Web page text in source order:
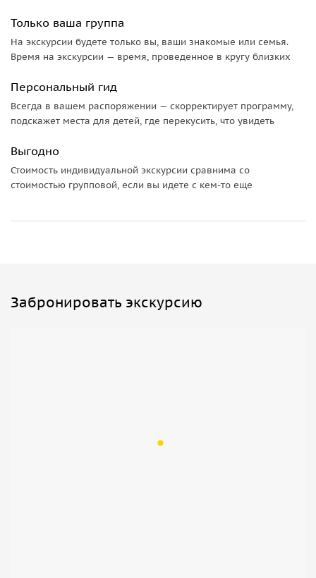
Только ваша группа
На экскурсии будете только вы, ваши знакомые или семья.
Время на экскурсии — время, проведенное в кругу близких
Персональный гид
Всегда в вашем распоряжении — скорректирует программу,
подскажет места для детей, где перекусить, что увидеть
Выгодно
Стоимость индивидуальной экскурсии сравнима со
стоимостью групповой, если вы идете с кем-то еще
Забронировать экскурсию